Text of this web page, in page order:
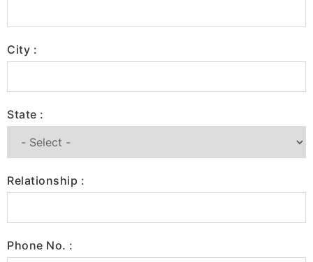
City :
State :
Relationship :
Phone No. :